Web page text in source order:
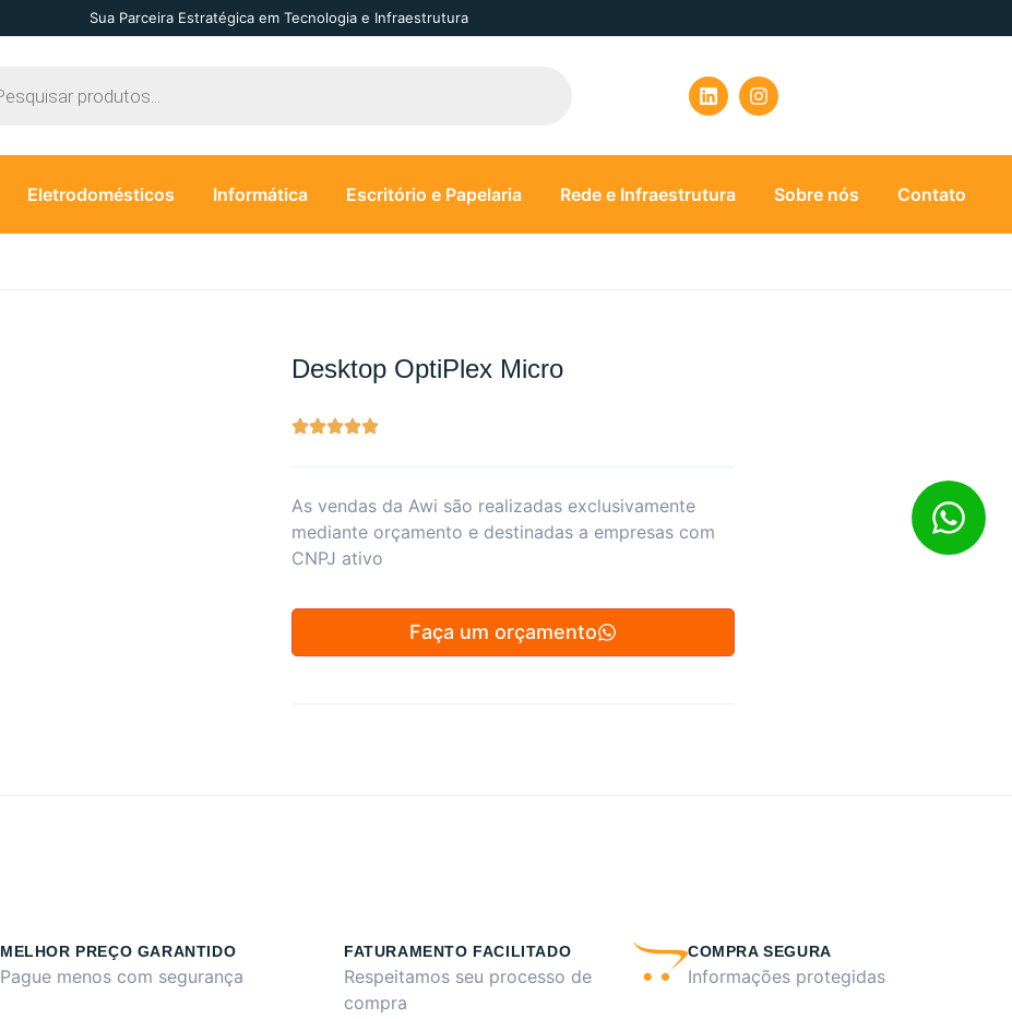
Sua Parceira Estratégica em Tecnologia e Infraestrutura
Eletrodomésticos Informática Escritório e Papelaria Rede e Infraestrutura Sobre nós Contato
Desktop OptiPlex Micro
As vendas da Awi são realizadas exclusivamente
mediante orçamento e destinadas a empresas com
CNPJ ativo
Faça um orçamento
MELHOR PREÇO GARANTIDO
Pague menos com segurança
FATURAMENTO FACILITADO
Respeitamos seu processo de
compra
COMPRA SEGURA
Informações protegidas